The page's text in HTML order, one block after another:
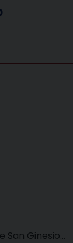
San Ginesio…